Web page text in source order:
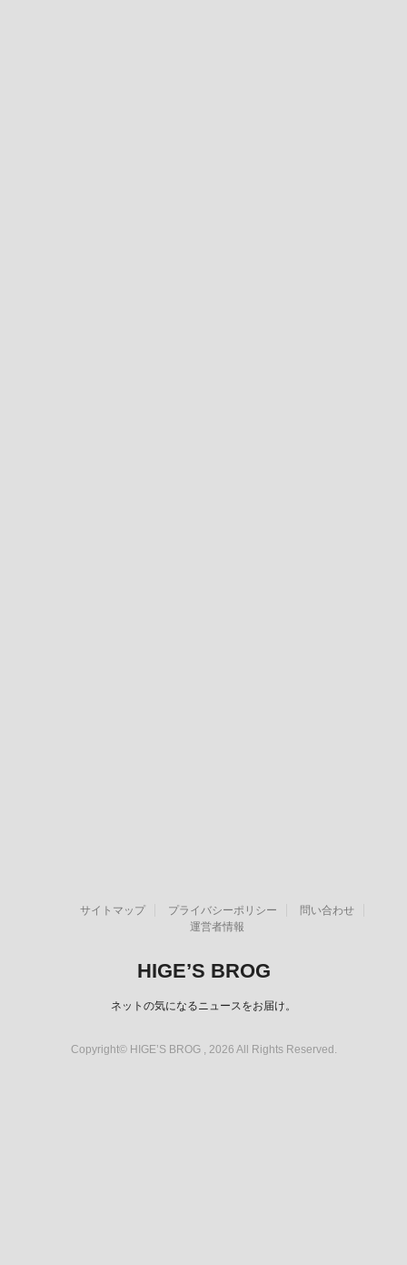
サイトマップ プライバシーポリシー
問い合わせ
運営者情報
HIGE’S BROG
ネットの気になるニュースをお届け。
Copyright© HIGE’S BROG , 2026 All Rights Reserved.